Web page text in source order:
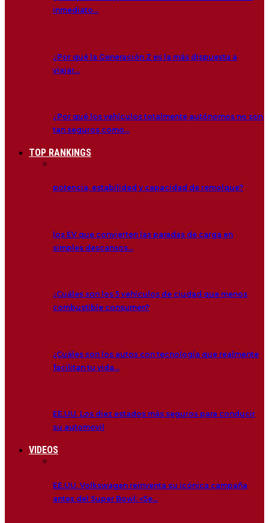
inmediato…
¿Por qué la Generación Z es la más dispuesta a
viajar…
¿Por qué los vehículos totalmente autónomos no son
tan seguros como…
TOP RANKINGS
potencia, estabilidad y capacidad de remolque?
los EV que convierten las paradas de carga en
simples descansos…
¿Cuáles son los 5 vehículos de ciudad que menos
combustible consumen?
¿Cuáles son los autos con tecnología que realmente
facilitan tu vida…
EE.UU. Los diez estados más seguros para conducir
su automovil
VIDEOS
EE.UU. Volkswagen reinventa su icónica campaña
antes del Super Bowl: «Se…